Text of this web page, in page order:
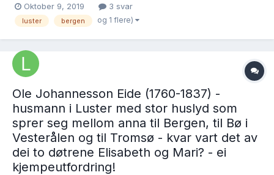
Pedersdotter (1794-1866), husmannsfolk i Dulsviki under garden
Lingjerde i Luster, var fødd i Lust...
Oktober 9, 2019 3 svar
luster bergen og 1 flere)
Ole Johannesson Eide (1760-1837) -
husmann i Luster med stor huslyd som
sprer seg mellom anna til Bergen, til Bø i
Vesterålen og til Tromsø - kvar vart det av
dei to døtrene Elisabeth og Mari? - ei
kjempeutfordring!